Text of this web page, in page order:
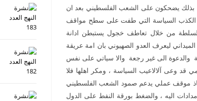
وهم بذلك يضحكون على الشعب الفلسطيني بعد ان
الكذب السياسة التي طفت على سطح مواقف
السلطة من خلال تعاطف خجول يستبطن ادانة
ليعرف العدو الصهيوني بان امة عريقة
والدعوة الى غير رجعة والا سياتي على نفس
قد وعى آلالاعيب السياسة ، ومكر اهلها فلا
موقف عملي يدعم صمود الشعب الفلسطيني
اليه ، والضغط بورقة النفط على الدول